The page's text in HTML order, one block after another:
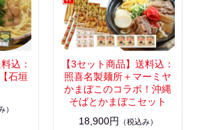
込：
石垣
）
【3セット商品】送料込：
照喜名製麺所＋マーミヤ
かまぼこのコラボ！沖縄
そばとかまぼこセット
18,900円
（税込み）